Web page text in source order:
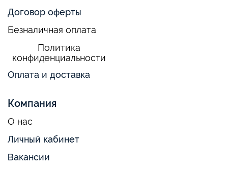
Договор оферты
Безналичная оплата
Политика
конфиденциальности
Оплата и доставка
Компания
О нас
Личный кабинет
Вакансии